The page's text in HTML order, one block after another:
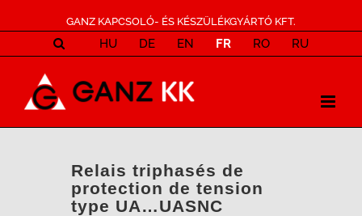
GANZ KAPCSOLÓ- ÉS KÉSZÜLÉKGYÁRTÓ KFT.
HU DE EN FR RO RU
Relais triphasés de
protection de tension
type UA…UASNC